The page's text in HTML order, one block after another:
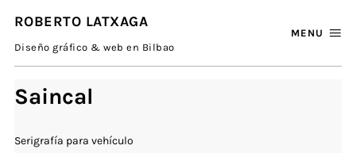
ROBERTO LATXAGA
Diseño gráfico & web en Bilbao
MENU
Saincal
Serigrafía para vehículo